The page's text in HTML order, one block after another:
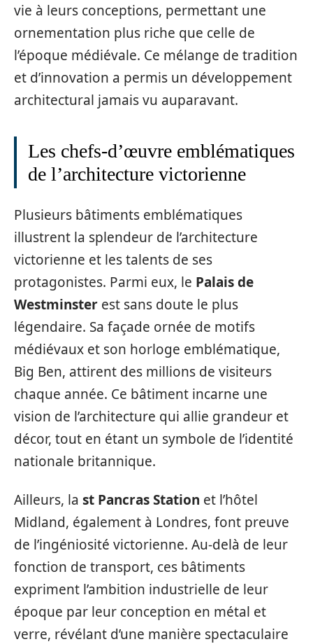
vie à leurs conceptions, permettant une
ornementation plus riche que celle de
l’époque médiévale. Ce mélange de tradition
et d’innovation a permis un développement
architectural jamais vu auparavant.
Les chefs-d’œuvre emblématiques
de l’architecture victorienne
Plusieurs bâtiments emblématiques
illustrent la splendeur de l’architecture
victorienne et les talents de ses
protagonistes. Parmi eux, le Palais de
Westminster est sans doute le plus
légendaire. Sa façade ornée de motifs
médiévaux et son horloge emblématique,
Big Ben, attirent des millions de visiteurs
chaque année. Ce bâtiment incarne une
vision de l’architecture qui allie grandeur et
décor, tout en étant un symbole de l’identité
nationale britannique.
Ailleurs, la st Pancras Station et l’hôtel
Midland, également à Londres, font preuve
de l’ingéniosité victorienne. Au-delà de leur
fonction de transport, ces bâtiments
expriment l’ambition industrielle de leur
époque par leur conception en métal et
verre, révélant d’une manière spectaculaire